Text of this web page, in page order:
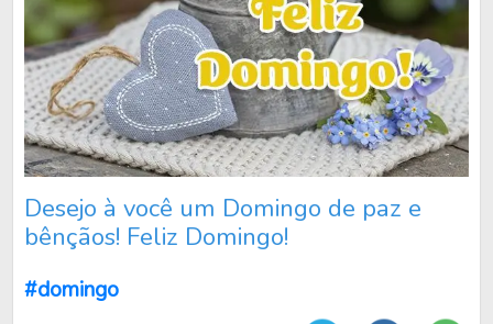
Desejo à você um Domingo de paz e
bênçãos! Feliz Domingo!
#domingo